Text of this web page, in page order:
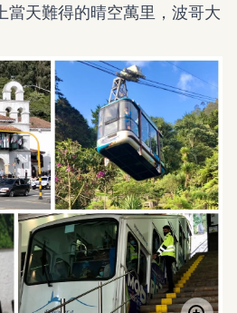
當天難得的晴空萬里，波哥大